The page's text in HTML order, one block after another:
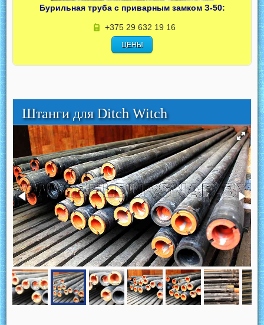
Бурильная труба с приварным замком З-50:
+375 29 632 19 16
ЦЕНЫ
Штанги для Ditch Witch